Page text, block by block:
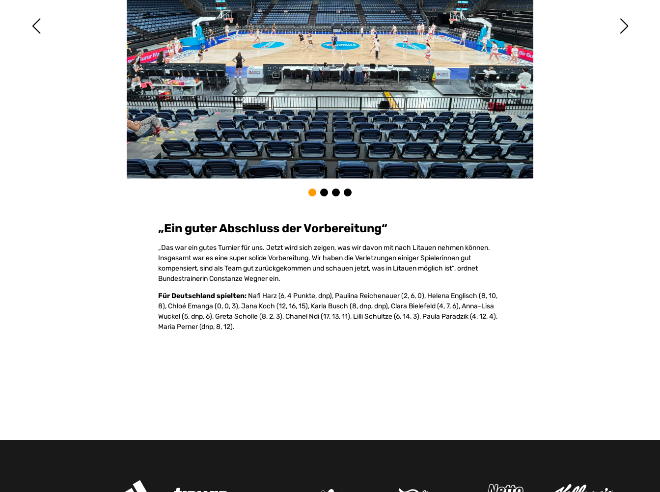
„Ein guter Abschluss der Vorbereitung“
„Das war ein gutes Turnier für uns. Jetzt wird sich zeigen, was wir davon mit nach Litauen nehmen können.
Insgesamt war es eine super solide Vorbereitung. Wir haben die Verletzungen einiger Spielerinnen gut
kompensiert, sind als Team gut zurückgekommen und schauen jetzt, was in Litauen möglich ist“, ordnet
Bundestrainerin Constanze Wegner ein.
Für Deutschland spielten: Nafi Harz (6, 4 Punkte, dnp), Paulina Reichenauer (2, 6, 0), Helena Englisch (8, 10,
8), Chloé Emanga (0, 0, 3), Jana Koch (12, 16, 15), Karla Busch (8, dnp, dnp), Clara Bielefeld (4, 7, 6), Anna-Lisa
Wuckel (5, dnp, 6), Greta Scholle (8, 2, 3), Chanel Ndi (17, 13, 11), Lilli Schultze (6, 14, 3), Paula Paradzik (4, 12, 4),
Maria Perner (dnp, 8, 12).